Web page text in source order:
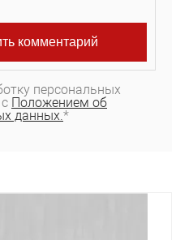
персональных
Положением об
данных.*